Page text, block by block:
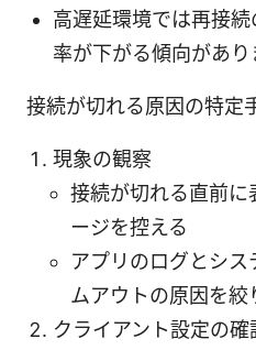
高遅延環境では再接
率が下がる傾向があり
接続が切れる原因の特定
現象の観察
接続が切れる直前に
ージを控える
アプリのログとシス
ムアウトの原因を絞
クライアント設定の確